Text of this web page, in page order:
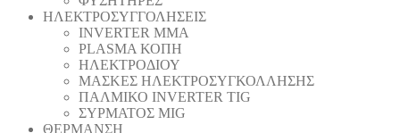
ΗΛΕΚΤΡΟΣΥΓΓΟΛΗΣΕΙΣ
INVERTER MMA
PLASMA ΚΟΠΗ
ΗΛΕΚΤΡΟΔΙΟΥ
ΜΑΣΚΕΣ ΗΛΕΚΤΡΟΣΥΓΚΟΛΛΗΣΗΣ
ΠΑΛΜΙΚΟ INVERTER TIG
ΣΥΡΜΑΤΟΣ MIG
ΘΕΡΜΑΝΣΗ